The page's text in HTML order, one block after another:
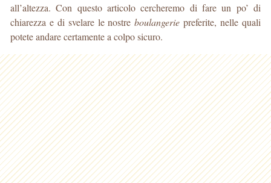
all’altezza. Con questo articolo cercheremo di fare un po’ di
chiarezza e di svelare le nostreboulangerie preferite, nelle quali
potete andare certamente a colpo sicuro.